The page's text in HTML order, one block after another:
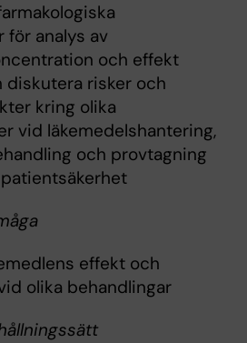
för analys av
och effekt
diskutera risker och
kring olika
vid läkemedelshantering,
och provtagning
effekt och
olika behandlingar